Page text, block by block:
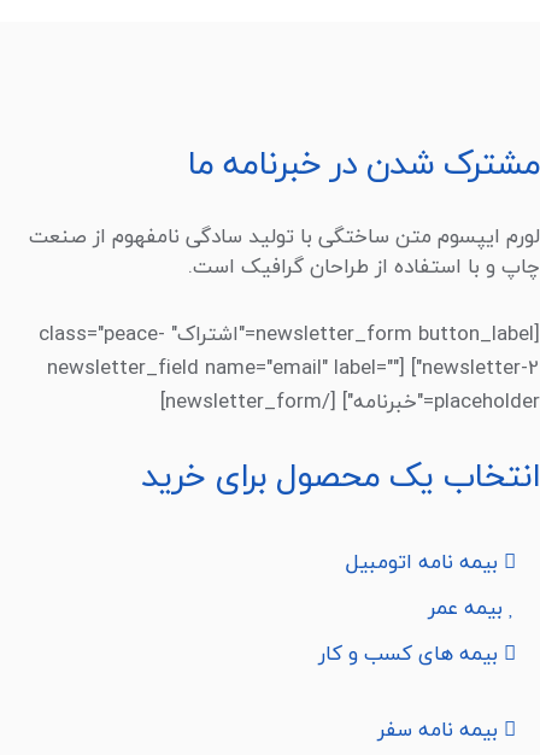
مشترک شدن در خبرنامه ما
لورم ایپسوم متن ساختگی با تولید سادگی نامفهوم از صنعت
چاپ و با استفاده از طراحان گرافیک است.
[newsletter_form button_label="اشتراک" class="peace-
newsletter-2"] [newsletter_field name="email" label=""
placeholder="خبرنامه"] [/newsletter_form]
انتخاب یک محصول برای خرید
بیمه نامه اتومبیل
بیمه عمر
بیمه های کسب و کار
بیمه نامه سفر